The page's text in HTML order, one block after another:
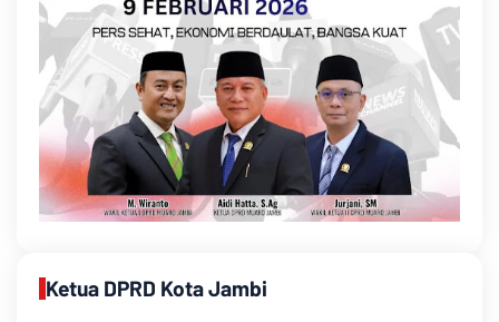
Ketua DPRD Kota Jambi